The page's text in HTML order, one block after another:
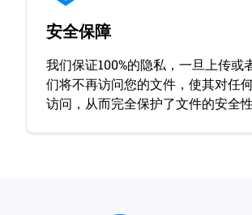
安全保障
我们保证100%的隐私，一旦上传或
们将不再访问您的文件，使其对任
访问，从而完全保护了文件的安全性